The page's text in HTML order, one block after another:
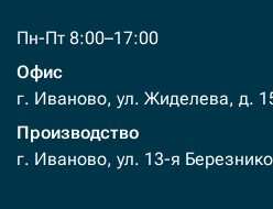
Пн-Пт 8:00–17:00
Офис
г. Иваново, ул. Жиделева, д.
Производство
г. Иваново, ул. 13-я